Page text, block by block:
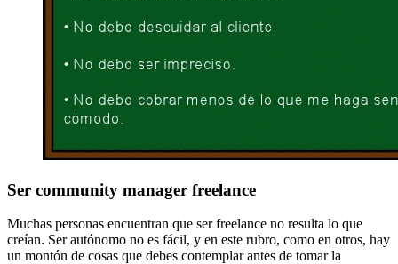
Ser community manager freelance
Muchas personas encuentran que ser freelance no resulta lo que
creían. Ser autónomo no es fácil, y en este rubro, como en otros, hay
un montón de cosas que debes contemplar antes de tomar la